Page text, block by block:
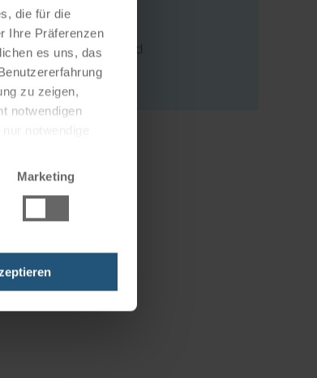
die für die
Ihre Präferenzen
es uns, das
zu zeigen,
notwendigen
Marketing
Am Kurpark 19-21
36251 Bad Hersfeld
Deutschland